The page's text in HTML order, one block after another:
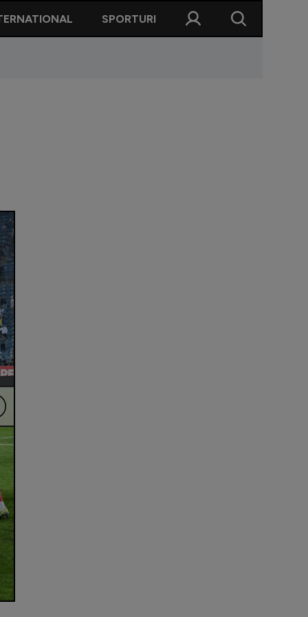
SPORTURI